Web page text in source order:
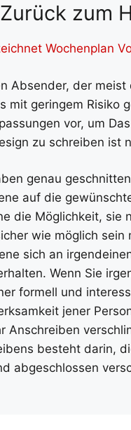
Zurück zum
Wochenplan
Absender, der
mit geringem Risiko
vor, um
zu schreiben ist
genau
auf die
die Möglichkeit, sie
wie möglich
sich an
Wenn Sie
formell und
jener
Anschreiben
besteht darin,
abgeschlossen